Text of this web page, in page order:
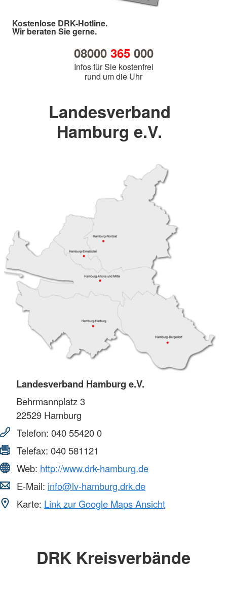
Kostenlose DRK-Hotline.
Wir beraten Sie gerne.
08000 365000
Infos für Sie kostenfrei
rund um die Uhr
Landesverband
Hamburg e.V.
Landesverband Hamburg e.V.
Behrmannplatz 3
22529 Hamburg
Telefon: 040 55420 0
Telefax: 040 581121
Web: http://www.drk-hamburg.de
E-Mail: info@lv-hamburg.drk.de
Karte: Link zur Google Maps Ansicht
DRK Kreisverbände